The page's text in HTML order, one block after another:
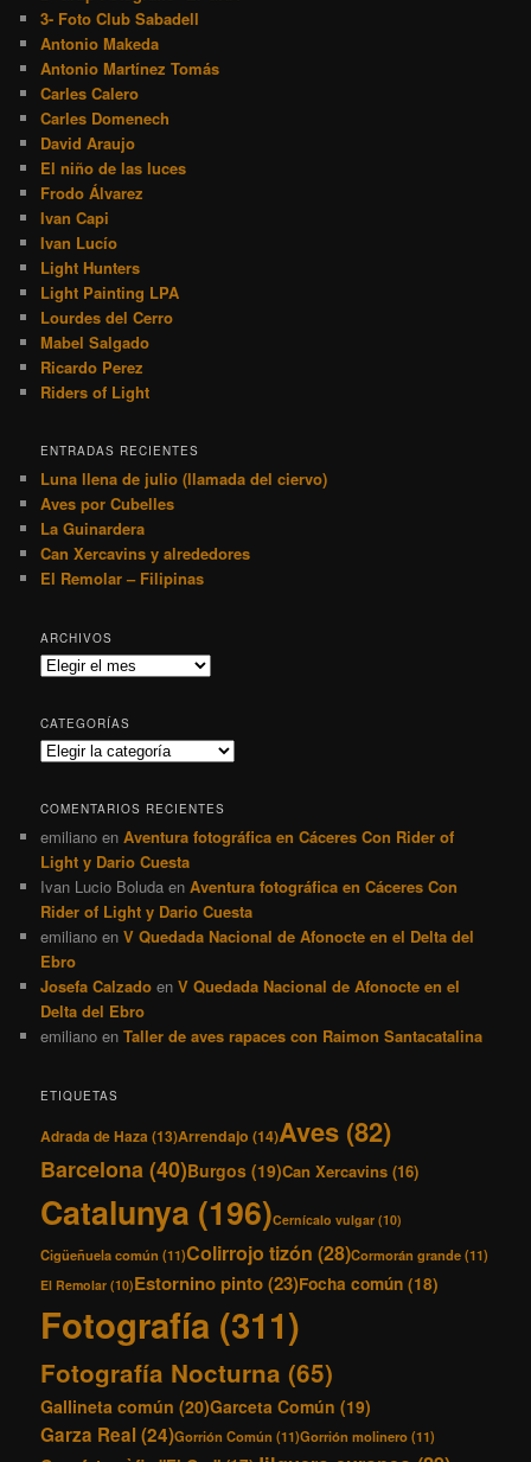
3- Foto Club Sabadell
Antonio Makeda
Antonio Martínez Tomás
Carles Calero
Carles Domenech
David Araujo
El niño de las luces
Frodo Álvarez
Ivan Capi
Ivan Lucío
Light Hunters
Light Painting LPA
Lourdes del Cerro
Mabel Salgado
Ricardo Perez
Riders of Light
ENTRADAS RECIENTES
Luna llena de julio (llamada del ciervo)
Aves por Cubelles
La Guinardera
Can Xercavins y alrededores
El Remolar – Filipinas
ARCHIVOS
Archivos
CATEGORÍAS
Categorías
COMENTARIOS RECIENTES
emiliano enAventura fotográfica en Cáceres Con Rider of
Light y Dario Cuesta
Ivan Lucio Boluda enAventura fotográfica en Cáceres Con
Rider of Light y Dario Cuesta
emiliano enV Quedada Nacional de Afonocte en el Delta del
Ebro
Josefa Calzado enV Quedada Nacional de Afonocte en el
Delta del Ebro
emiliano enTaller de aves rapaces con Raimon Santacatalina
ETIQUETAS
Adrada de Haza (13)Arrendajo (14)Aves (82)
Barcelona(40)Burgos (19)Can Xercavins (16)
Catalunya (196)Cernícalo vulgar (10)
Cigüeñuela común (11)Colirrojo tizón (28)Cormorán grande(11)
El Remolar (10)Estornino pinto(23)Focha común (18)
Fotografía (311)
Fotografía Nocturna (65)
Gallineta común (20)Garceta Común (19)
Garza Real(24)Gorrión Común (11)Gorrión molinero(11)